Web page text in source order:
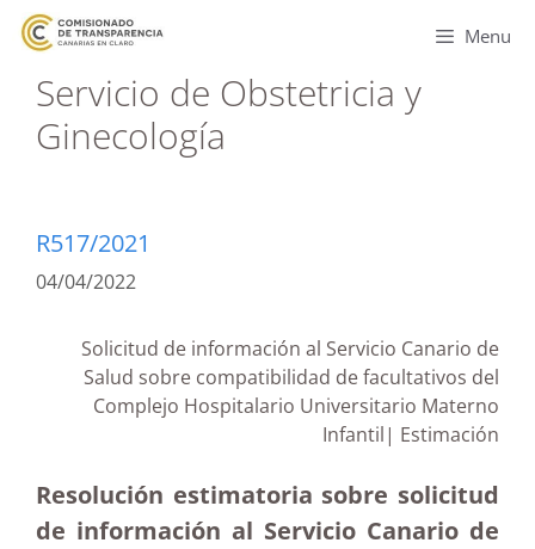
Menu
Servicio de Obstetricia y
Ginecología
R517/2021
04/04/2022
Solicitud de información al Servicio Canario de
Salud sobre compatibilidad de facultativos del
Complejo Hospitalario Universitario Materno
Infantil| Estimación
Resolución estimatoria sobre solicitud
de información al Servicio Canario de